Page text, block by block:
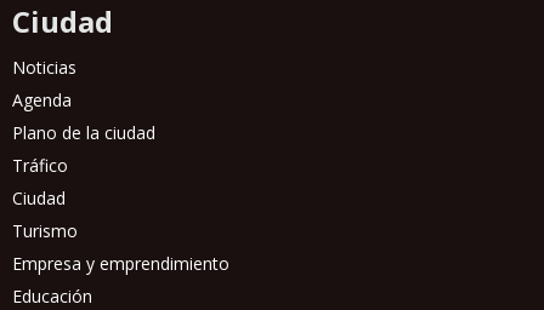
Ciudad
Noticias
Agenda
Plano de la ciudad
Tráfico
Ciudad
Turismo
Empresa y emprendimiento
Educación